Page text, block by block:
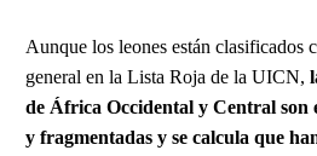
Aunque los leones están clasificados
general en la Lista Roja de la UICN,
de África Occidental y Central son
y fragmentadas y se calcula que